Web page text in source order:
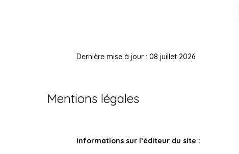
Dernière mise à jour : 08 juillet 2026
Mentions légales
Informations sur l’éditeur du site :